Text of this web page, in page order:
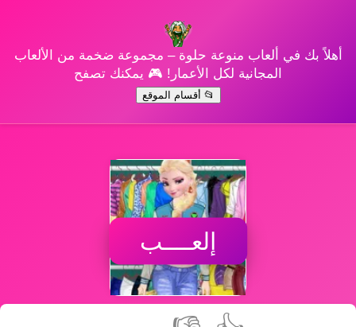
أهلاً بك في ألعاب منوعة حلوة – مجموعة ضخمة من الألعاب
المجانية لكل الأعمار! 🎮 يمكنك تصفح
📂 أقسام الموقع
إلعــــب